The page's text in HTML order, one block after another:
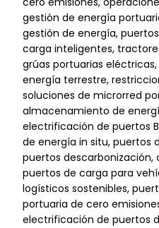
gestión de energía
gestión de energía,
carga inteligentes,
grúas portuarias
energía terrestre,
soluciones de microrred
almacenamiento de
electrificación de puertos
de energía in situ, puertos
puertos
puertos de carga para
logísticos sostenibles,
portuaria de cero
electrificación de puertos